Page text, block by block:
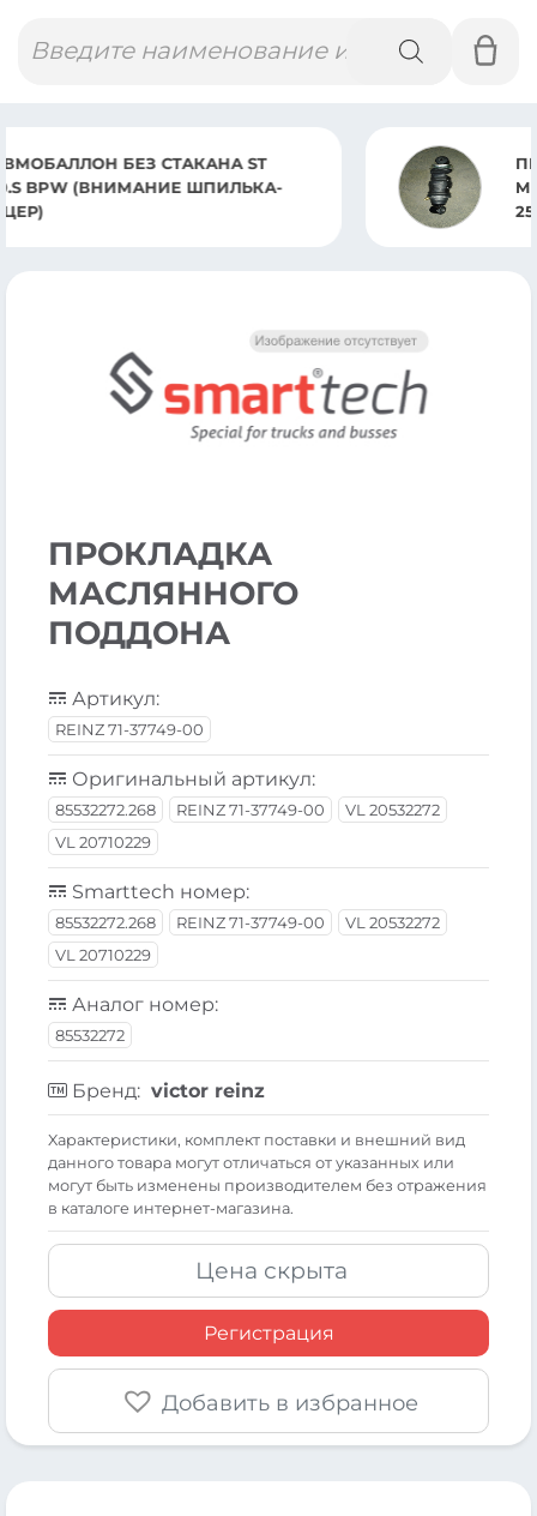
товаров
ПНЕВМОАМОРТИЗАТОР В СБОРЕ
MERCEDES AXOR 1823-2044 AXOR
ПРОКЛАДКА
МАСЛЯННОГО
ПОДДОНА
Артикул:
REINZ 71-37749-00
Оригинальный артикул:
85532272.268 REINZ 71-37749-00
VL 20532272
VL 20710229
Smarttech номер:
85532272.268 REINZ 71-37749-00
VL 20532272
VL 20710229
Аналог номер:
85532272
Бренд: victor reinz
Xарактеристики, комплект поставки и внешний вид
данного товара могут отличаться от указанных или
могут быть изменены производителем без отражения
в каталоге интернет-магазина.
Цена скрыта
Регистрация
Добавить в избранное